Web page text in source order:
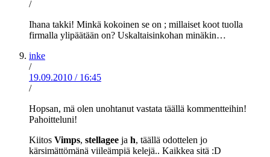
/
Ihana takki! Minkä kokoinen se on ; millaiset koot tuolla
firmalla ylipäätään on? Uskaltaisinkohan minäkin…
inke
/
19.09.2010 / 16:45
/
Hopsan, mä olen unohtanut vastata täällä kommentteihin!
Pahoitteluni!
Kiitos Vimps, stellagee ja h, täällä odottelen jo
kärsimättömänä viileämpiä kelejä.. Kaikkea sitä :D